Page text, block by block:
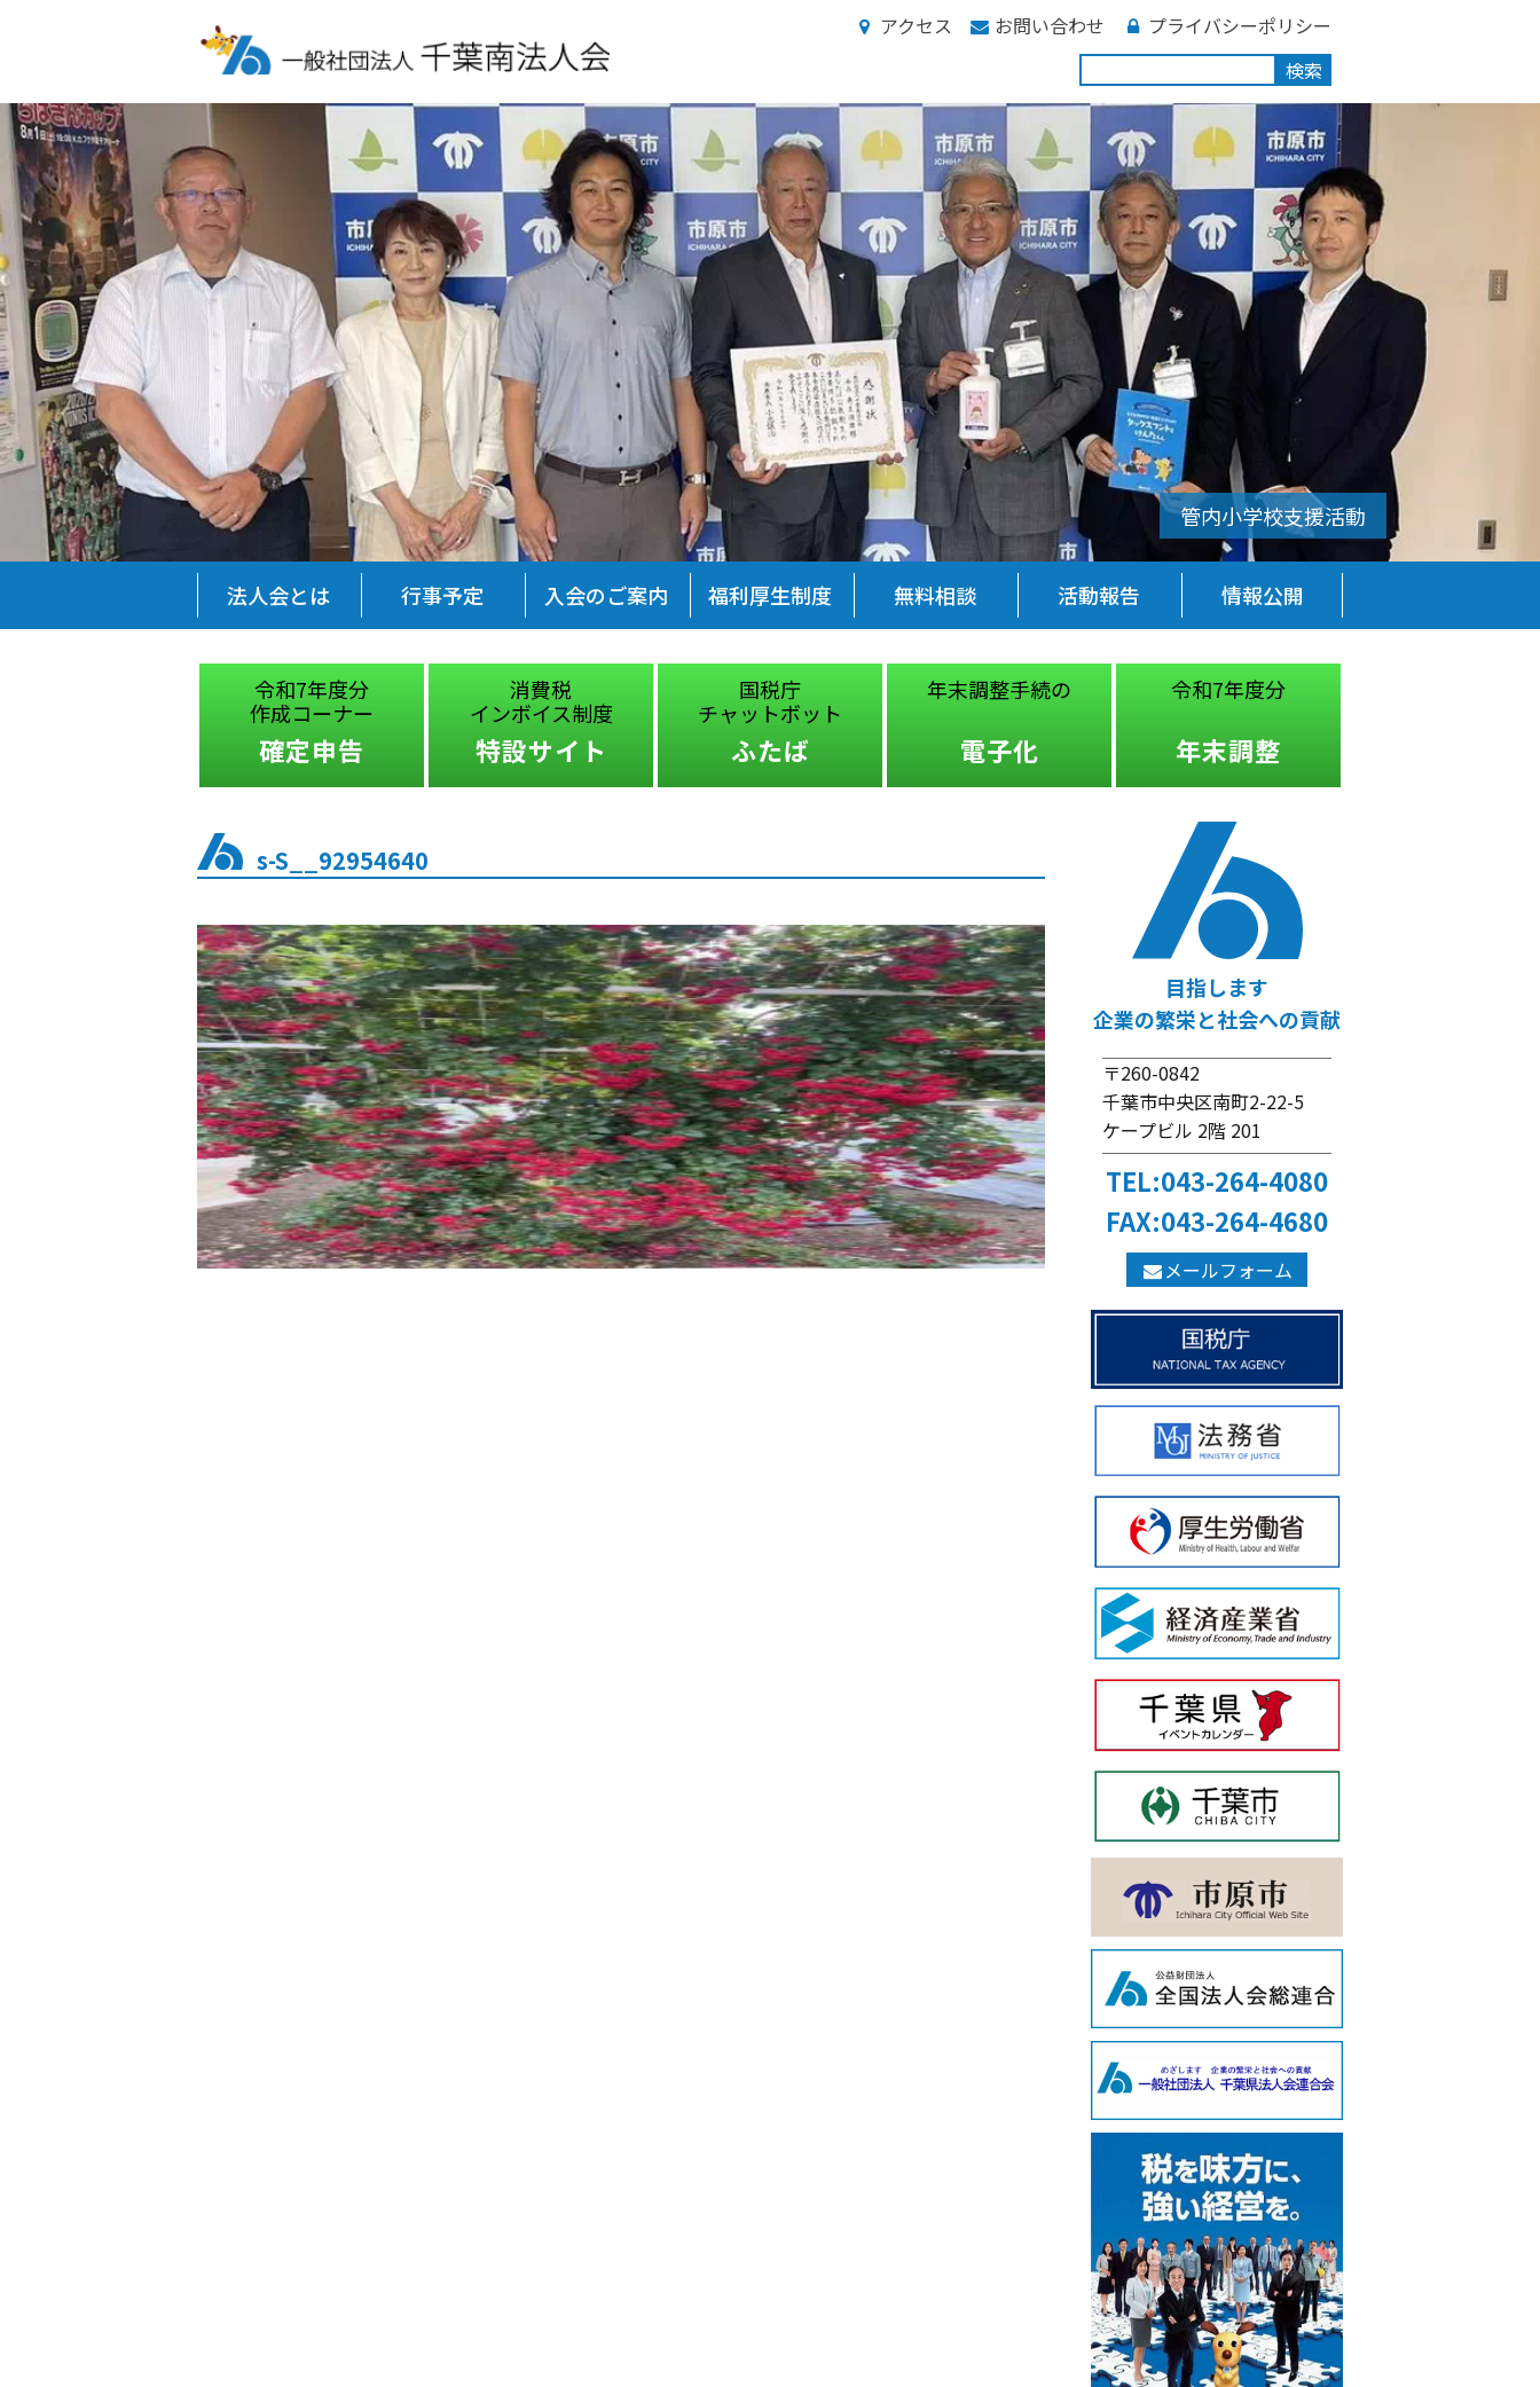
アクセス お問い合わせ
プライバシーポリシー
検索
法人会とは 行事予定 入会のご案内 福利厚生制度 無料相談 活動報告 情報公開
令和7年度分
作成コーナー
確定申告
消費税
インボイス制度
特設サイト
国税庁
チャットボット
ふたば
年末調整手続の
電子化
令和7年度分
年末調整
s-S__92954640
目指します
企業の繁栄と社会への貢献
〒260-0842
千葉市中央区南町2-22-5
ケープビル 2階 201
TEL:043-264-4080
FAX:043-264-4680
メールフォーム